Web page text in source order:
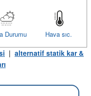
Hava sıc.
Durumu
| alternatif statik kar &